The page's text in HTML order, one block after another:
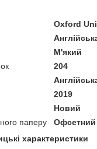
Oxford
М'який
204
2019
Новий
паперу
Офсетний
характеристики